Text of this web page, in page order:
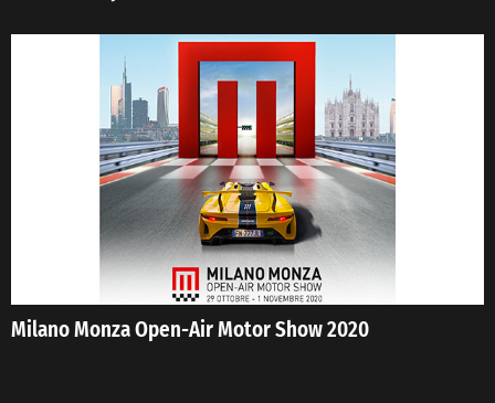
Milano Monza Open-Air Motor Show 2020